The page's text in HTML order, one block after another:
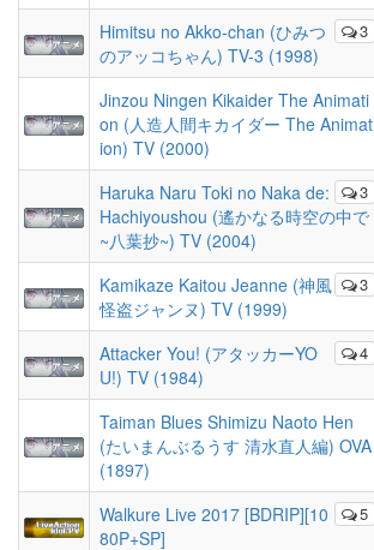
3
Himitsu no Akko-chan (ひみつ
のアッコちゃん) TV-3 (1998)
Jinzou Ningen Kikaider The Animati
on (人造人間キカイダー The Animat
ion) TV (2000)
3
Haruka Naru Toki no Naka de:
Hachiyoushou (遙かなる時空の中で
~八葉抄~) TV (2004)
3
Kamikaze Kaitou Jeanne (神風
怪盗ジャンヌ) TV (1999)
4
Attacker You! (アタッカーYO
U!) TV (1984)
Taiman Blues Shimizu Naoto Hen
(たいまんぶるうす 清水直人編) OVA
(1897)
5
Walkure Live 2017 [BDRIP][10
80P+SP]